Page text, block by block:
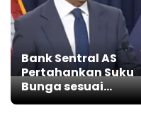
Bank Sentral AS
Pertahankan Suku
Bunga sesuai
Prakiraan Pasar